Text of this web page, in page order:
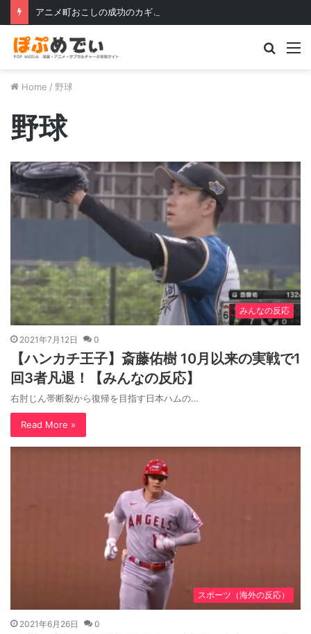
Home / 野球
野球
みんなの反応
2021年7月12日 0
【ハンカチ王子】斎藤佑樹 10月以来の実戦で1
回3者凡退！【みんなの反応】
右肘じん帯断裂から復帰を目指す日本ハムの…
Read More »
スポーツ（海外の反応）
2021年6月26日 0